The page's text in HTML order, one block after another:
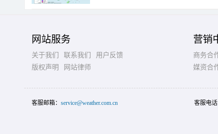
网站服务
关于我们 联系我们
用户反馈
版权声明
网站律师
营销
商务合
媒资合
客服邮箱： service@weather.com.cn 客服电